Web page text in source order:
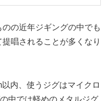
の近年ジギングの中でも
唱されることが多くなり
内、使うジグはマイクロ